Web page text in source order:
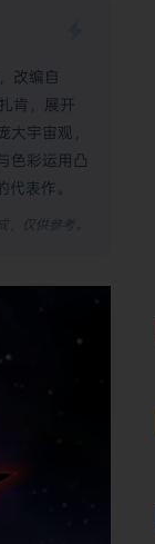
改编自
肯，展开
宇宙观，
色彩运用凸
表作。